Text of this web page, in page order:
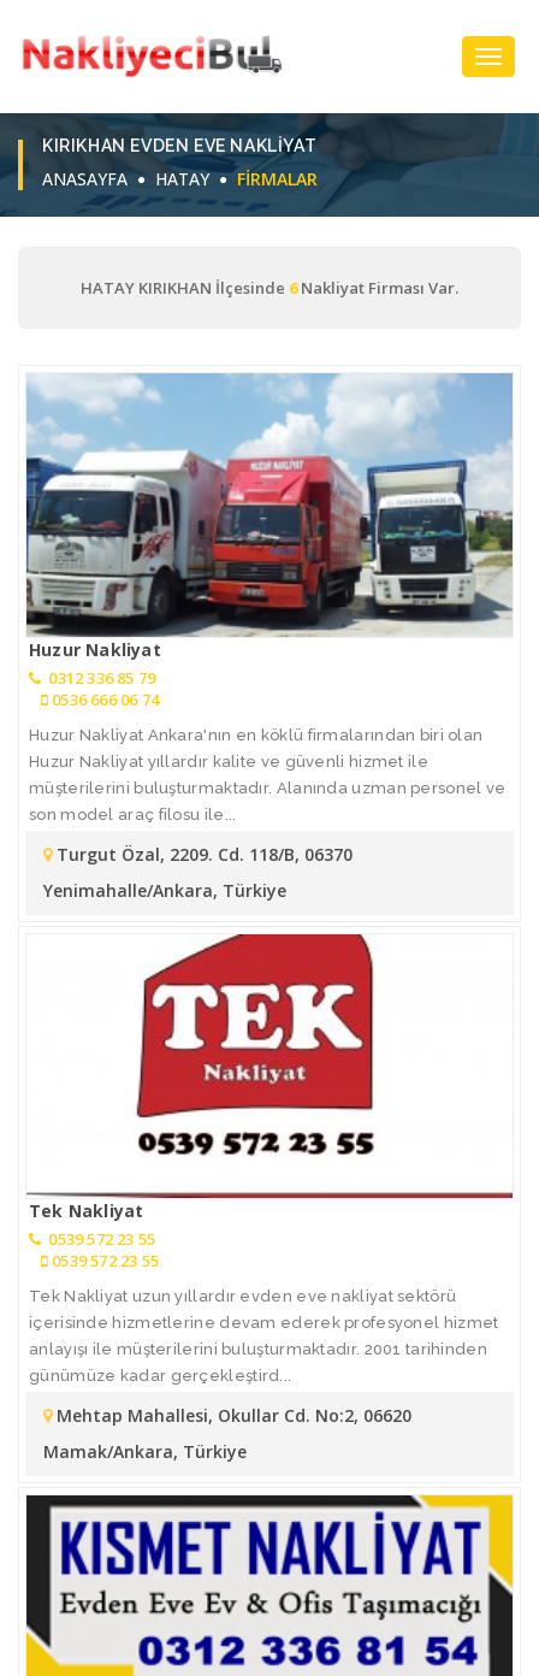
KIRIKHAN EVDEN EVE NAKLIYAT
ANASAYFA HATAY FIRMALAR
HATAY KIRIKHAN İlçesinde 6Nakliyat Firması Var.
Huzur Nakliyat
0312 336 85 79
0536 666 06 74
Huzur Nakliyat Ankara'nın en köklü firmalarından biri olan
Huzur Nakliyat yıllardır kalite ve güvenli hizmet ile
müşterilerini buluşturmaktadır. Alanında uzman personel ve
son model araç filosu ile...
Turgut Özal, 2209. Cd. 118/B, 06370
Yenimahalle/Ankara, Türkiye
Tek Nakliyat
0539 572 23 55
0539 572 23 55
Tek Nakliyat uzun yıllardır evden eve nakliyat sektörü
içerisinde hizmetlerine devam ederek profesyonel hizmet
anlayışı ile müşterilerini buluşturmaktadır. 2001 tarihinden
günümüze kadar gerçekleştird...
Mehtap Mahallesi, Okullar Cd. No:2, 06620
Mamak/Ankara, Türkiye